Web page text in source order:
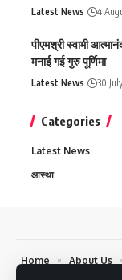
Latest News 4
पीएमश्री स्वामी
मनाई गई गुरु पूर्णिमा
Latest News 30
Categories
Latest News
आस्था
Home About Us